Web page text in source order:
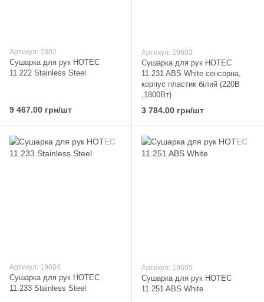
Артикул: 7802
Сушарка для рук HOTEC
11.222 Stainless Steel
9 467.00 грн/шт
Артикул: 19603
Сушарка для рук HOTEC
11.231 ABS White сенсорна,
корпус пластик білий (220В
,1800Вт)
3 784.00 грн/шт
Артикул: 19604
Сушарка для рук HOTEC
11.233 Stainless Steel
Артикул: 19605
Сушарка для рук HOTEC
11.251 ABS White